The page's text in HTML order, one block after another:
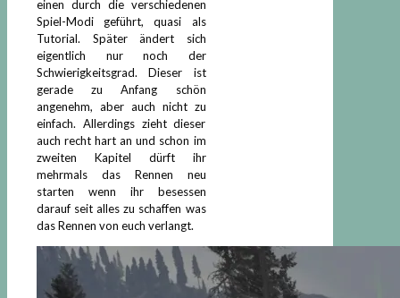
einen durch die verschiedenen
Spiel-Modi geführt, quasi als
Tutorial. Später ändert sich
eigentlich nur noch der
Schwierigkeitsgrad. Dieser ist
gerade zu Anfang schön
angenehm, aber auch nicht zu
einfach. Allerdings zieht dieser
auch recht hart an und schon im
zweiten Kapitel dürft ihr
mehrmals das Rennen neu
starten wenn ihr besessen
darauf seit alles zu schaffen was
das Rennen von euch verlangt.